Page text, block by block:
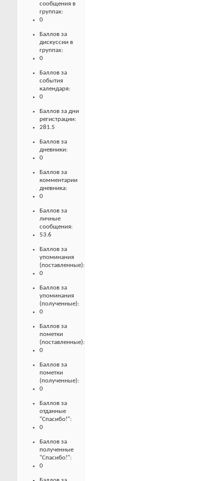
сообщения в
группах:
0
Баллов за
дискуссии в
группах:
0
Баллов за
события
календаря:
0
Баллов за дни
регистрации:
281.5
Баллов за
дневники:
0
Баллов за
комментарии
дневника:
0
Баллов за
личные
сообщения:
53.6
Баллов за
упоминания
(поставленные):
0
Баллов за
упоминания
(полученные):
0
Баллов за
пометки
(поставленные):
0
Баллов за
пометки
(полученные):
0
Баллов за
отданные
"Спасибо!":
0
Баллов за
полученные
"Спасибо!":
0